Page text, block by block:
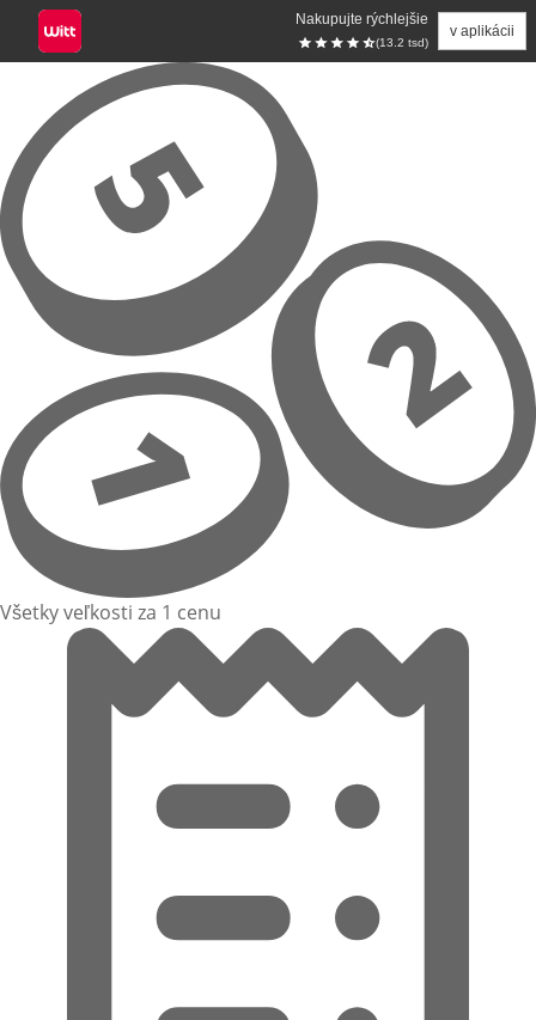
Nakupujte rýchlejšie
(13.2 tsd)
v aplikácii
Prejsť na hlavný obsah
Všetky veľkosti za 1 cenu